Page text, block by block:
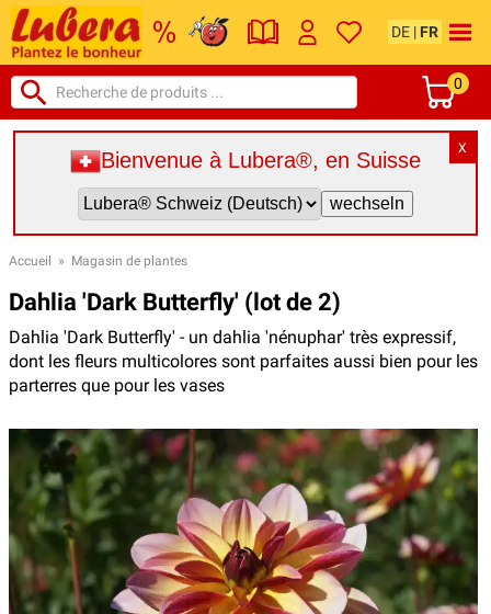
DE | FR
0
X
Bienvenue à Lubera®, en Suisse
Accueil » Magasin de plantes
Dahlia 'Dark Butterfly' (lot de 2)
Dahlia 'Dark Butterfly' - un dahlia 'nénuphar' très expressif,
dont les fleurs multicolores sont parfaites aussi bien pour les
parterres que pour les vases